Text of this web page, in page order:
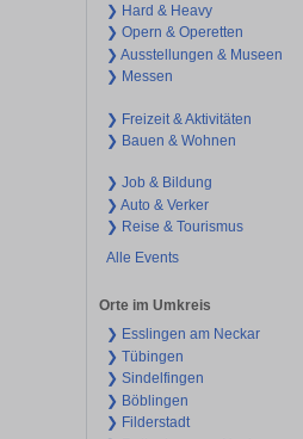
❯ Hard & Heavy
❯ Opern & Operetten
❯ Ausstellungen & Museen
❯ Messen
❯ Freizeit & Aktivitäten
❯ Bauen & Wohnen
❯ Job & Bildung
❯ Auto & Verker
❯ Reise & Tourismus
Alle Events
Orte im Umkreis
❯ Esslingen am Neckar
❯ Tübingen
❯ Sindelfingen
❯ Böblingen
❯ Filderstadt